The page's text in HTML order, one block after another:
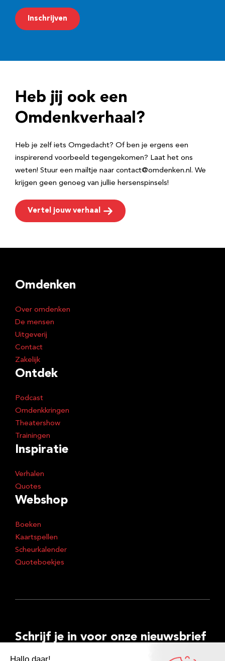
m
a
r
e
Inschrijven
Heb jij ook een
Omdenkverhaal?
Heb je zelf iets Omgedacht? Of ben je ergens een
inspirerend voorbeeld tegengekomen? Laat het ons
weten! Stuur een mailtje naar contact@omdenken.nl. We
krijgen geen genoeg van jullie hersenspinsels!
Vertel jouw verhaal
Omdenken
Over omdenken
De mensen
Uitgeverij
Contact
Zakelijk
Ontdek
Podcast
Omdenkkringen
Theatershow
Trainingen
Inspiratie
Verhalen
Quotes
Webshop
Boeken
Kaartspellen
Scheurkalender
Quoteboekjes
Schrijf je in voor onze nieuwsbrief